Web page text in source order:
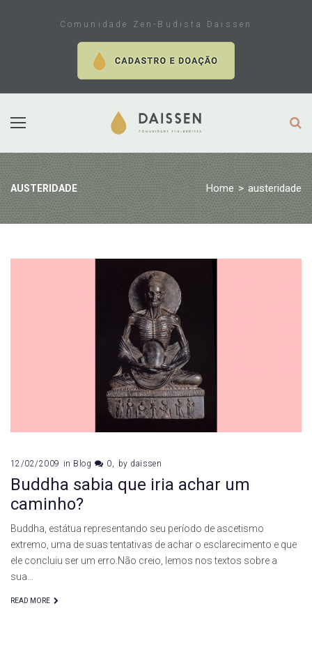
Comunidade Zen-Budista Daissen
AUSTERIDADE Home > austeridade
austeridade
12/02/2009 in Blog 0 by daissen
Buddha sabia que iria achar um
caminho?
Buddha, estátua representando seu período de ascetismo
extremo, uma de suas tentativas de achar o esclarecimento e que
ele concluiu ser um erro.Não creio, lemos nos textos sobre a
sua…
READ MORE